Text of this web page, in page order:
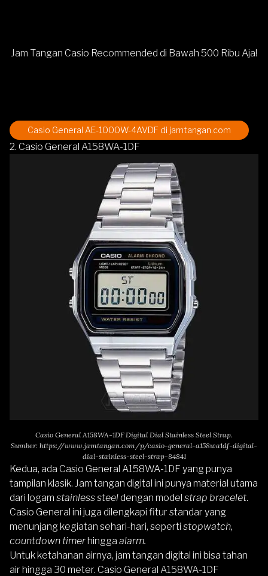
Jam Tangan Casio Recommended di Bawah 500 Ribu Aja!
Casio General AE-1000W-4AVDF di jamtangan.com
2. Casio General A158WA-1DF
Casio General A158WA-1DF Digital Dial Stainless Steel Strap.
Sumber: https://www.jamtangan.com/p/casio-general-a158wa1df-digital-
dial-stainless-steel-strap-84841
Kedua, ada Casio General A158WA-1DF yang punya
tampilan klasik. Jam tangan digital ini punya material utama
dari logam stainless steeldengan model strap bracelet.
Casio General ini juga dilengkapi fitur standar yang
menunjang kegiatan sehari-hari, seperti stopwatch,
countdown timerhingga alarm.
Untuk ketahanan airnya, jam tangan digital ini bisa tahan
air hingga 30 meter. Casio General A158WA-1DF